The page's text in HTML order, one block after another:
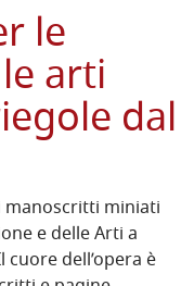
le
arti
dal
manoscritti miniati
e delle Arti a
cuore dell’opera è